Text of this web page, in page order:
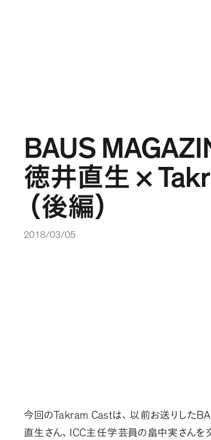
BAUS
徳井直生 ×
（後編）
2018/03/05
今回のTakram Castは、 以前お送りした
直生さん、 ICC主任学芸員の畠中実さんを